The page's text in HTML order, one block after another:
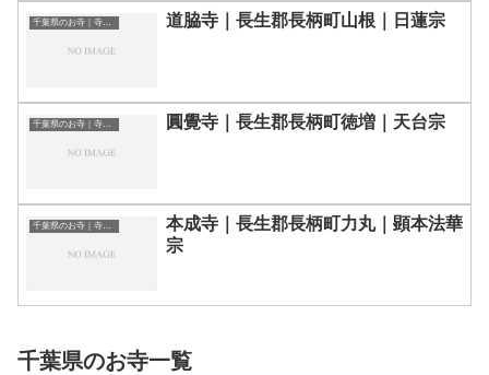
千葉県のお寺｜寺院一覧 道脇寺｜長生郡長柄町山根｜日蓮宗
千葉県のお寺｜寺院一覧 圓覺寺｜長生郡長柄町徳増｜天台宗
千葉県のお寺｜寺院一覧
本成寺｜長生郡長柄町力丸｜顕本法華
宗
千葉県のお寺一覧